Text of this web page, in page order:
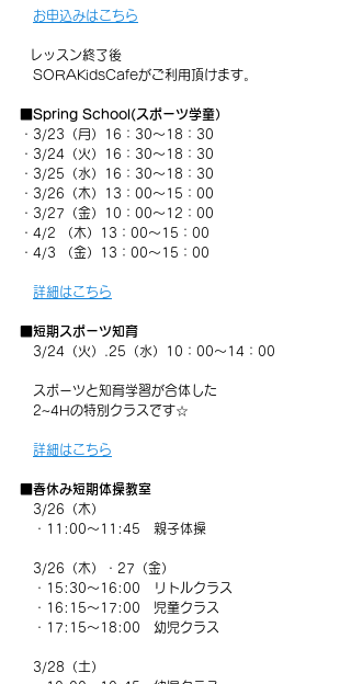
お申込みはこちら
レッスン終了後
SORAKidsCafeがご利用頂けます。
Spring School(スポーツ学童）
・3/23（月）16：30～18：30
・3/24（火）16：30～18：30
・3/25（水）16：30～18：30
・3/26（木）13：00～15：00
・3/27（金）10：00～12：00
・4/2 （木）13：00～15：00
・4/3 （金）13：00～15：00
詳細はこちら
■短期スポーツ知育
3/24（火）.25（水）10：00～14：00
スポーツと知育学習が合体した
2~4Hの特別クラスです☆
詳細はこちら
■春休み短期体操教室
3/26（木）
・11:00～11:45　親子体操
3/26（木）・27（金）
・15:30～16:00　リトルクラス
・16:15～17:00　児童クラス
・17:15～18:00　幼児クラス
3/28（土）